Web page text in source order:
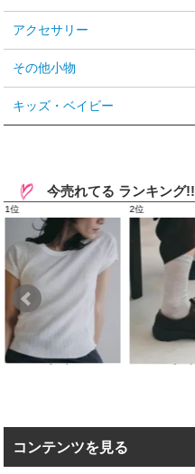
アクセサリー
その他小物
キッズ・ベイビー
今売れてる ランキング!!
コンテンツを見る